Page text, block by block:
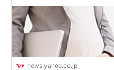
news.yahoo.co.jp